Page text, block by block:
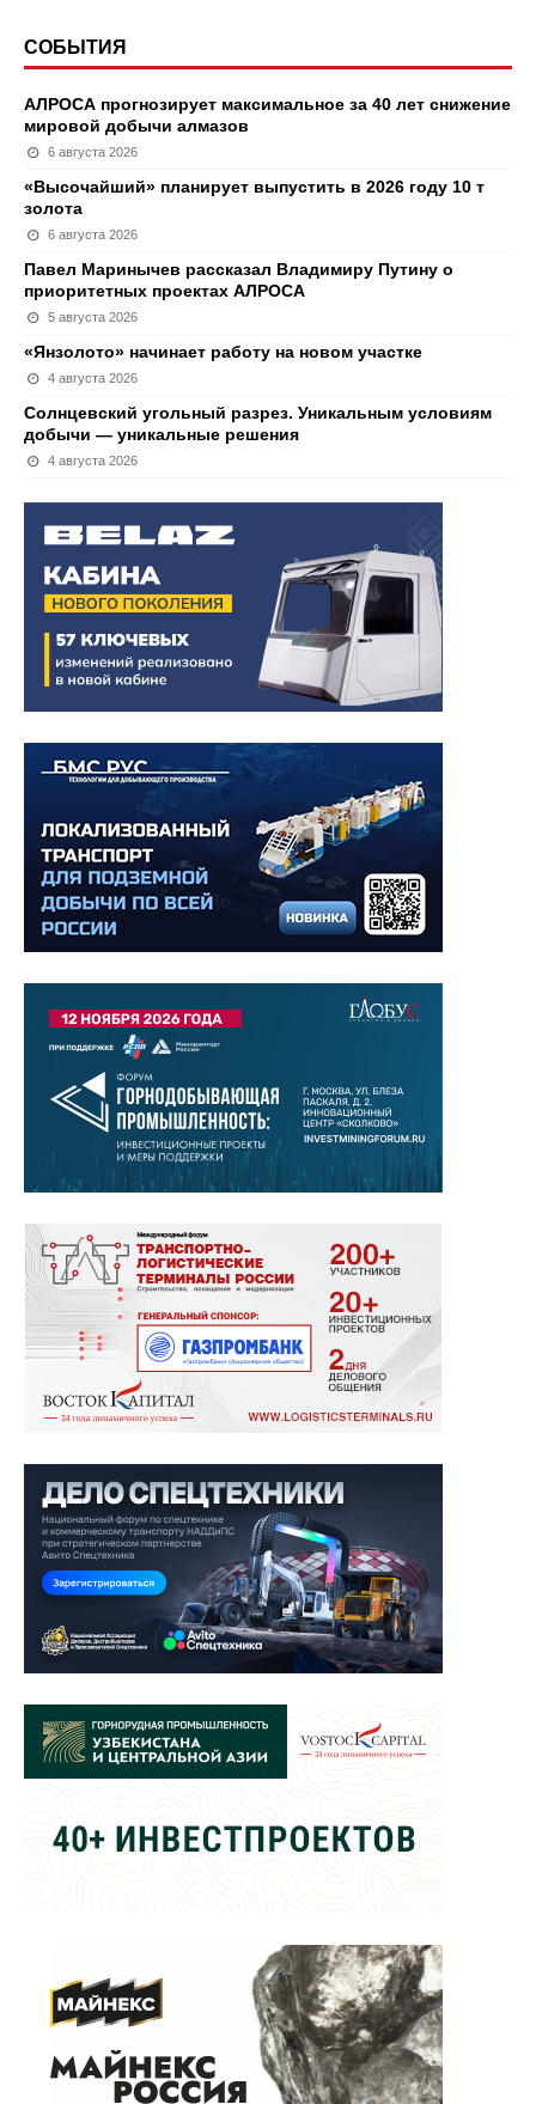
СОБЫТИЯ
АЛРОСА прогнозирует максимальное за 40 лет снижение
мировой добычи алмазов
6 августа 2026
«Высочайший» планирует выпустить в 2026 году 10 т
золота
6 августа 2026
Павел Маринычев рассказал Владимиру Путину о
приоритетных проектах АЛРОСА
5 августа 2026
«Янзолото» начинает работу на новом участке
4 августа 2026
Солнцевский угольный разрез. Уникальным условиям
добычи — уникальные решения
4 августа 2026